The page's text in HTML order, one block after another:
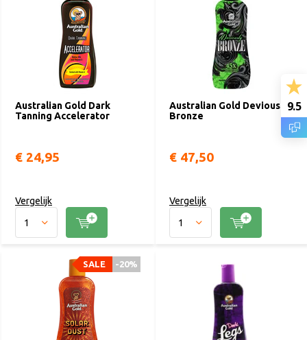
verzorging. Kijk maar eens naar '
Deviously Bronze' (het meest
verkochte product in heel Europa), '
Hardcore Bronze' of
Accelerator Extreme
'. Alvast veel plezier met je mooie donkere
teint en perfect verzorgde huid.
Australian Gold Dark
Tanning Accelerator
€ 24,95
Vergelijk
Australian Gold Deviously
Bronze
€ 47,50
Vergelijk
-20%
SALE
9.5